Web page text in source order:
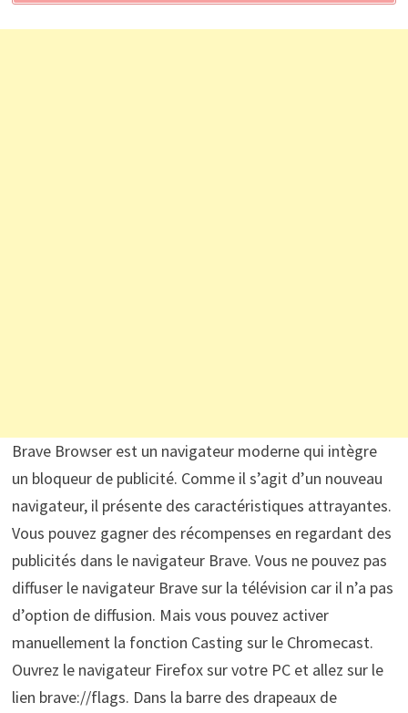
Brave Browser est un navigateur moderne qui intègre
un bloqueur de publicité. Comme il s’agit d’un nouveau
navigateur, il présente des caractéristiques attrayantes.
Vous pouvez gagner des récompenses en regardant des
publicités dans le navigateur Brave. Vous ne pouvez pas
diffuser le navigateur Brave sur la télévision car il n’a pas
d’option de diffusion. Mais vous pouvez activer
manuellement la fonction Casting sur le Chromecast.
Ouvrez le navigateur Firefox sur votre PC et allez sur le
lien brave://flags. Dans la barre des drapeaux de